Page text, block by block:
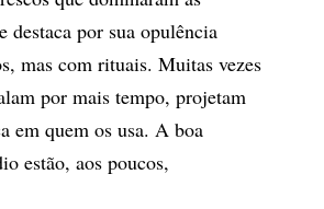
destaca por sua opulência
mas com rituais. Muitas vezes
por mais tempo, projetam
em quem os usa. A boa
estão, aos poucos,